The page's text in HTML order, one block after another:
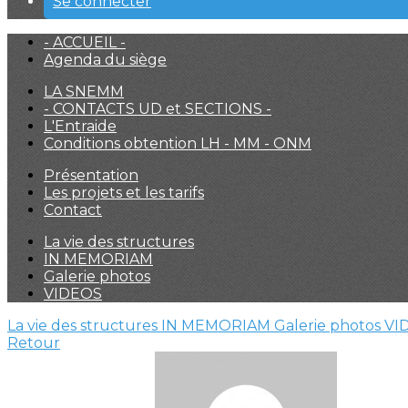
- ACCUEIL -
Agenda du siège
LA SNEMM
- CONTACTS UD et SECTIONS -
L'Entraide
Conditions obtention LH - MM - ONM
Présentation
Les projets et les tarifs
Contact
La vie des structures
IN MEMORIAM
Galerie photos
VIDEOS
La vie des structures IN MEMORIAM Galerie photos
Retour